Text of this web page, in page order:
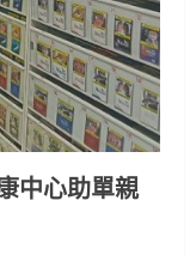
中心助單親